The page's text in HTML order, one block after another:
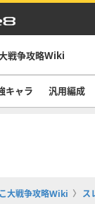
戦争攻略Wiki
キャラ 汎用編成
大戦争攻略Wiki ス